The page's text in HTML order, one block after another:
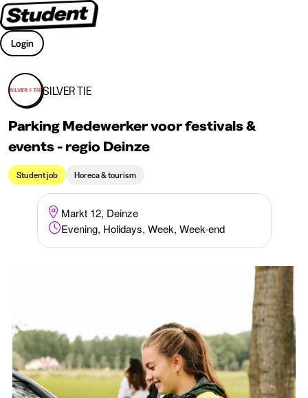
Login
SILVER TIE
Parking Medewerker voor festivals &
events - regio Deinze
Student job Horeca & tourism
Markt 12, Deinze
Evening, Holidays, Week, Week-end